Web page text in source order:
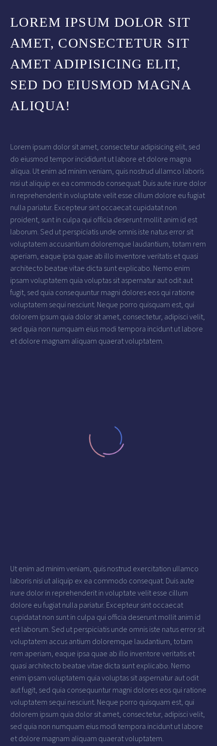
LOREM IPSUM DOLOR SIT
AMET, CONSECTETUR SIT
AMET ADIPISICING ELIT,
SED DO EIUSMOD MAGNA
ALIQUA!
Lorem ipsum dolor sit amet, consectetur adipisicing elit, sed
do eiusmod tempor incididunt ut labore et dolore magna
aliqua. Ut enim ad minim veniam, quis nostrud ullamco laboris
nisi ut aliquip ex ea commodo consequat. Duis aute irure dolor
in reprehenderit in voluptate velit esse cillum dolore eu fugiat
nulla pariatur. Excepteur sint occaecat cupidatat non
proident, sunt in culpa qui officia deserunt mollit anim id est
laborum. Sed ut perspiciatis unde omnis iste natus error sit
voluptatem accusantium doloremque laudantium, totam rem
aperiam, eaque ipsa quae ab illo inventore veritatis et quasi
architecto beatae vitae dicta sunt explicabo. Nemo enim
ipsam voluptatem quia voluptas sit aspernatur aut odit aut
fugit, sed quia consequuntur magni dolores eos qui ratione
voluptatem sequi nesciunt. Neque porro quisquam est, qui
dolorem ipsum quia dolor sit amet, consectetur, adipisci velit,
sed quia non numquam eius modi tempora incidunt ut labore
et dolore magnam aliquam quaerat voluptatem.
Ut enim ad minim veniam, quis nostrud exercitation ullamco
laboris nisi ut aliquip ex ea commodo consequat. Duis aute
irure dolor in reprehenderit in voluptate velit esse cillum
dolore eu fugiat nulla pariatur. Excepteur sint occaecat
cupidatat non sunt in culpa qui officia deserunt mollit anim id
est laborum. Sed ut perspiciatis unde omnis iste natus error sit
voluptatem accus antium doloremque laudantium, totam
rem aperiam, eaque ipsa quae ab illo inventore veritatis et
quasi architecto beatae vitae dicta sunt explicabo. Nemo
enim ipsam voluptatem quia voluptas sit aspernatur aut odit
aut fugit, sed quia consequuntur magni dolores eos qui ratione
voluptatem sequi nesciunt. Neque porro quisquam est, qui
dolorem ipsum quia dolor sit amet, consectetur, adipisci velit,
sed quia non numquam eius modi tempora incidunt ut labore
et dolore magnam aliquam quaerat voluptatem.